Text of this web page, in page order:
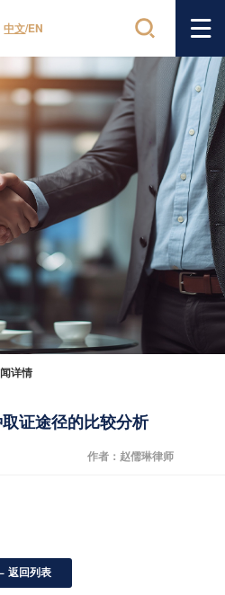
中文/EN
详情
证途径的比较分析
作者：赵儒琳律师
返回列表